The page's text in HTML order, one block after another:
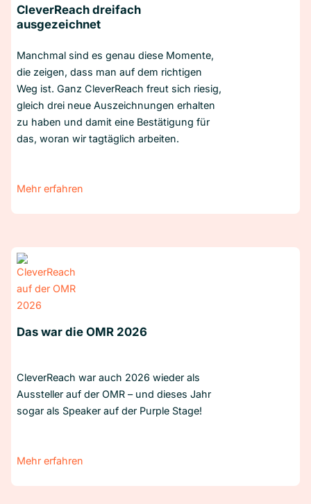
CleverReach dreifach
ausgezeichnet
Manchmal sind es genau diese Momente,
die zeigen, dass man auf dem richtigen
Weg ist. Ganz CleverReach freut sich riesig,
gleich drei neue Auszeichnungen erhalten
zu haben und damit eine Bestätigung für
das, woran wir tagtäglich arbeiten.
Mehr erfahren
Das war die OMR 2026
CleverReach war auch 2026 wieder als
Aussteller auf der OMR – und dieses Jahr
sogar als Speaker auf der Purple Stage!
Mehr erfahren